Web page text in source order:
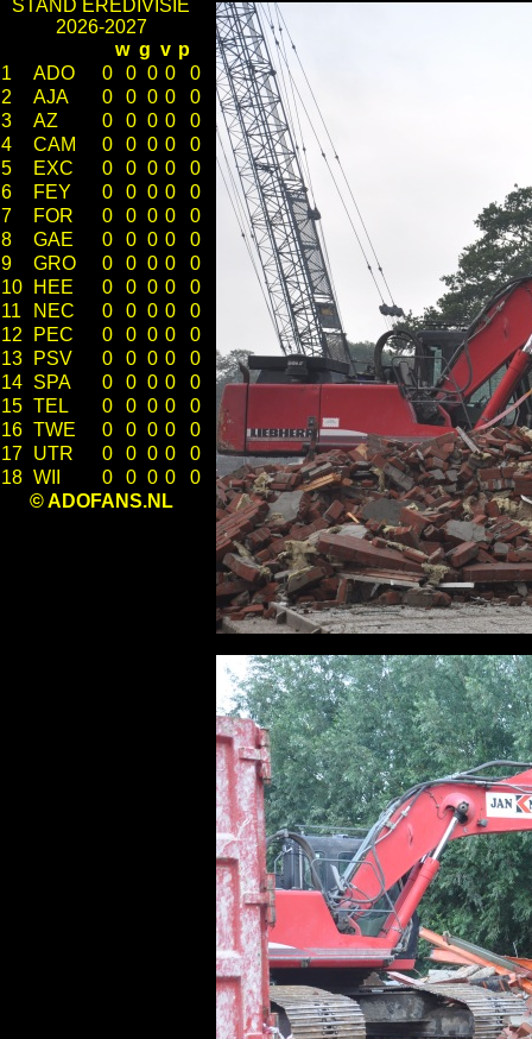
STAND EREDIVISIE
2026-2027
w g v p
1
ADO 0 0 0 0
0
2
AJA 0 0 0 0
0
3
AZ 0 0 0 0
0
4
CAM 0 0 0 0
0
5
EXC 0 0 0 0
0
6
FEY 0 0 0 0
0
7
FOR 0 0 0 0
0
8
GAE 0 0 0 0
0
9
GRO 0 0 0 0
0
10
HEE 0 0 0 0
0
11
NEC 0 0 0 0
0
12
PEC 0 0 0 0
0
13
PSV 0 0 0 0
0
14 SPA 0 0 0 0
0
15 TEL 0 0 0 0
0
16 TWE 0 0 0 0
0
17 UTR 0 0 0 0
0
18 WII 0 0 0 0
0
© ADOFANS.NL